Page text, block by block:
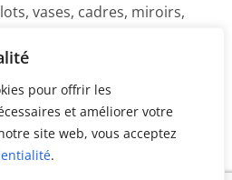
pour offrir les
et améliorer votre
site web, vous acceptez
.
vases, cadres, miroirs,